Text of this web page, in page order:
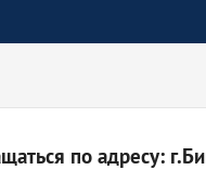
по адресу: